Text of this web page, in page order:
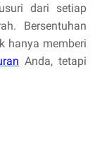
dari setiap
Bersentuhan
hanya memberi
Anda, tetapi